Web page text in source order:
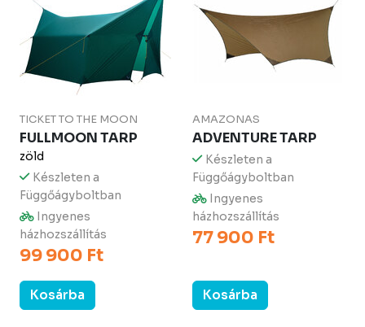
TICKET TO THE MOON
FULLMOON TARP
zöld
Készleten a
Függőágyboltban
Ingyenes
házhozszállítás
99 900 Ft
Kosárba
AMAZONAS
ADVENTURE TARP
Készleten a
Függőágyboltban
Ingyenes
házhozszállítás
77 900 Ft
Kosárba